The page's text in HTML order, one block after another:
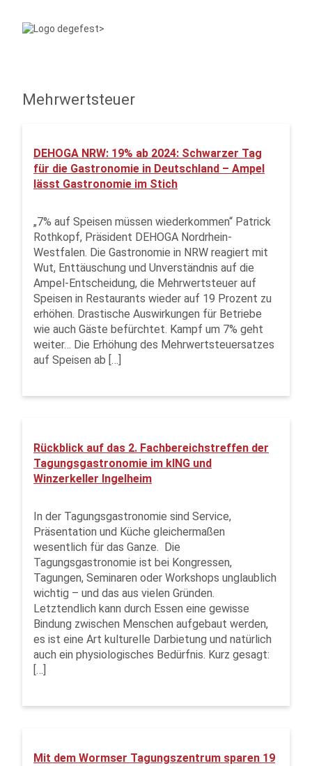
Mehrwertsteuer
DEHOGA NRW: 19% ab 2024: Schwarzer Tag
für die Gastronomie in Deutschland – Ampel
lässt Gastronomie im Stich
„7% auf Speisen müssen wiederkommen“ Patrick
Rothkopf, Präsident DEHOGA Nordrhein-
Westfalen. Die Gastronomie in NRW reagiert mit
Wut, Enttäuschung und Unverständnis auf die
Ampel-Entscheidung, die Mehrwertsteuer auf
Speisen in Restaurants wieder auf 19 Prozent zu
erhöhen. Drastische Auswirkungen für Betriebe
wie auch Gäste befürchtet. Kampf um 7% geht
weiter… Die Erhöhung des Mehrwertsteuersatzes
auf Speisen ab […]
Rückblick auf das 2. Fachbereichstreffen der
Tagungsgastronomie im kING und
Winzerkeller Ingelheim
In der Tagungs­gastronomie sind Service,
Präsentation und Küche gleichermaßen
wesentlich für das Ganze. Die
Tagungsgastronomie ist bei Kongressen,
Tagungen, Seminaren oder Workshops unglaublich
wichtig – und das aus vielen Gründen.
Letztendlich kann durch Essen eine gewisse
Bindung zwischen Menschen aufgebaut werden,
es ist eine Art kulturelle Darbietung und natürlich
auch ein physiologisches Bedürfnis. Kurz gesagt:
[…]
Mit dem Wormser Tagungszentrum sparen 19